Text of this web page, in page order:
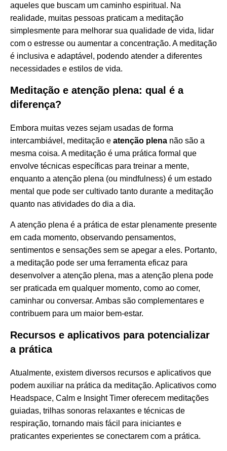
aqueles que buscam um caminho espiritual. Na
realidade, muitas pessoas praticam a meditação
simplesmente para melhorar sua qualidade de vida, lidar
com o estresse ou aumentar a concentração. A meditação
é inclusiva e adaptável, podendo atender a diferentes
necessidades e estilos de vida.
Meditação e atenção plena: qual é a
diferença?
Embora muitas vezes sejam usadas de forma
intercambiável, meditação e atenção plena não são a
mesma coisa. A meditação é uma prática formal que
envolve técnicas específicas para treinar a mente,
enquanto a atenção plena (ou mindfulness) é um estado
mental que pode ser cultivado tanto durante a meditação
quanto nas atividades do dia a dia.
A atenção plena é a prática de estar plenamente presente
em cada momento, observando pensamentos,
sentimentos e sensações sem se apegar a eles. Portanto,
a meditação pode ser uma ferramenta eficaz para
desenvolver a atenção plena, mas a atenção plena pode
ser praticada em qualquer momento, como ao comer,
caminhar ou conversar. Ambas são complementares e
contribuem para um maior bem-estar.
Recursos e aplicativos para potencializar
a prática
Atualmente, existem diversos recursos e aplicativos que
podem auxiliar na prática da meditação. Aplicativos como
Headspace, Calm e Insight Timer oferecem meditações
guiadas, trilhas sonoras relaxantes e técnicas de
respiração, tornando mais fácil para iniciantes e
praticantes experientes se conectarem com a prática.